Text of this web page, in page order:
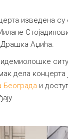
изведена
Аџића.
дела
Београда и